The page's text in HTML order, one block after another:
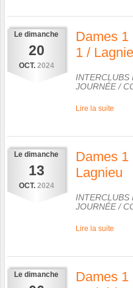
Le dimanche
20
OCT. 2024
Dames 1
1 /
INTERCLUBS
JOURNÉE/
Lire la suite
Le dimanche
13
OCT. 2024
Dames 1
Lagnieu
INTERCLUBS
JOURNÉE/
Lire la suite
Le dimanche
Dames 1